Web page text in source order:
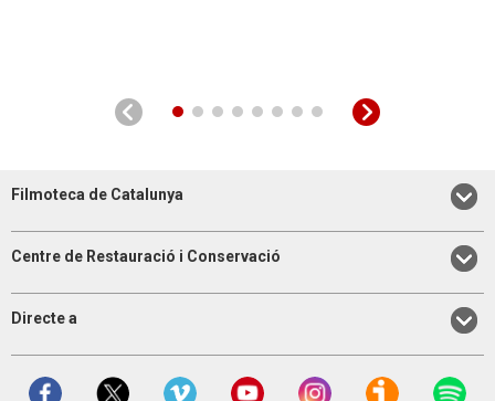
Filmoteca de Catalunya
Centre de Restauració i Conservació
Directe a